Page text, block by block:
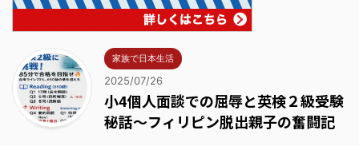
家族で日本生活
2025/07/26
小4個人面談での屈辱と英検２級受験
秘話～フィリピン脱出親子の奮闘記